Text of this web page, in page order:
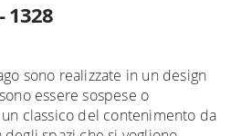
1328
sono realizzate in un design
essere sospese o
classico del contenimento da